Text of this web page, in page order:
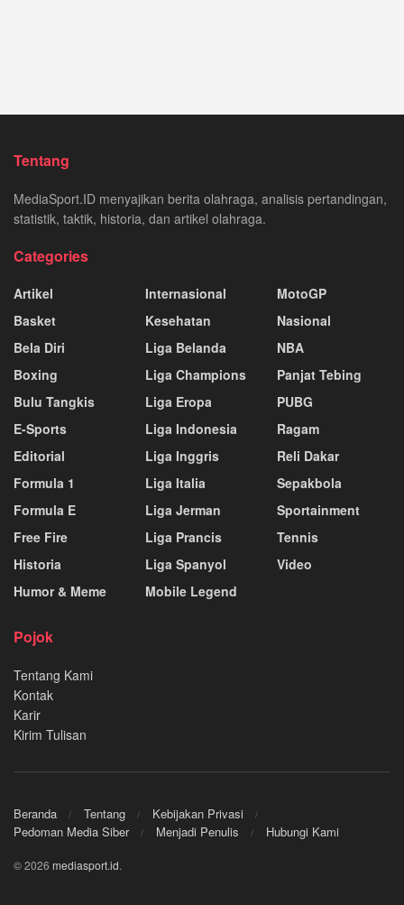
Tentang
MediaSport.ID menyajikan berita olahraga, analisis pertandingan,
statistik, taktik, historia, dan artikel olahraga.
Categories
Artikel
Basket
Bela Diri
Boxing
Bulu Tangkis
E-Sports
Editorial
Formula 1
Formula E
Free Fire
Historia
Humor & Meme
Internasional
Kesehatan
Liga Belanda
Liga Champions
Liga Eropa
Liga Indonesia
Liga Inggris
Liga Italia
Liga Jerman
Liga Prancis
Liga Spanyol
Mobile Legend
MotoGP
Nasional
NBA
Panjat Tebing
PUBG
Ragam
Reli Dakar
Sepakbola
Sportainment
Tennis
Video
Pojok
Tentang Kami
Kontak
Karir
Kirim Tulisan
Beranda Tentang
Kebijakan Privasi
Pedoman Media Siber
Menjadi Penulis Hubungi Kami
© 2026 mediasport.id.